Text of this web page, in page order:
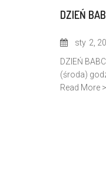
DZIEŃ
sty 2,
DZIEŃ
(środa)
Read More